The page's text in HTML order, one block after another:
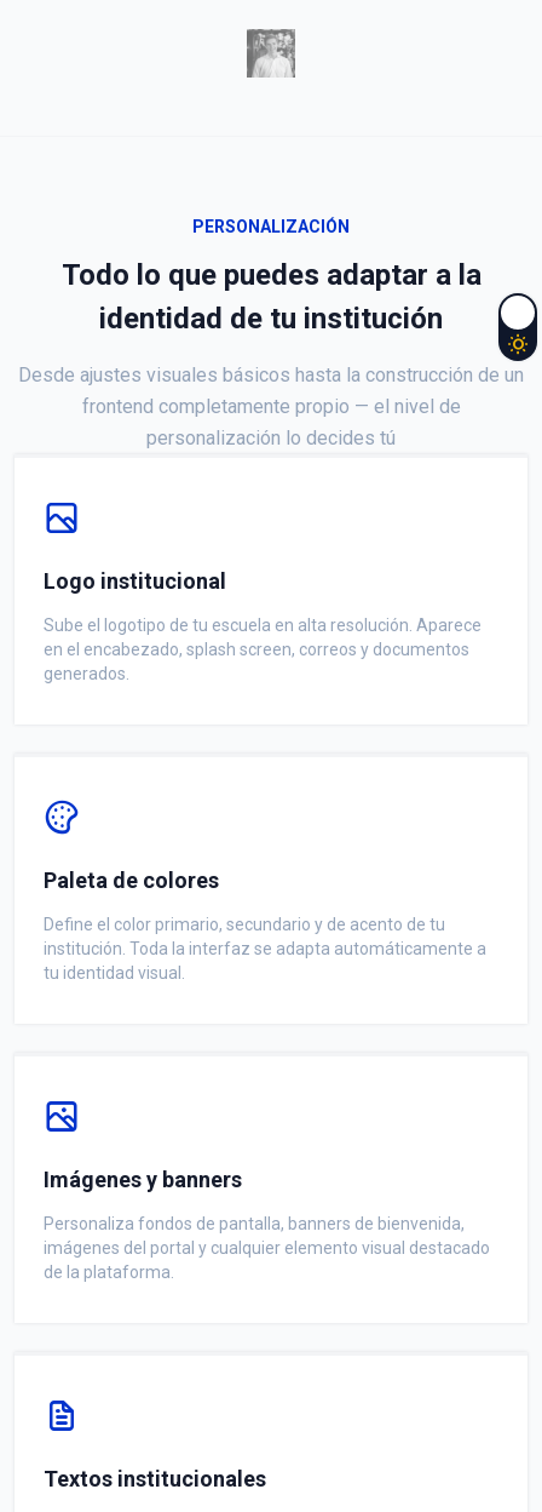
PERSONALIZACIÓN
Todo lo que puedes adaptar a la
identidad de tu institución
Desde ajustes visuales básicos hasta la construcción de un
frontend completamente propio — el nivel de
personalización lo decides tú
Logo institucional
Sube el logotipo de tu escuela en alta resolución. Aparece
en el encabezado, splash screen, correos y documentos
generados.
Paleta de colores
Define el color primario, secundario y de acento de tu
institución. Toda la interfaz se adapta automáticamente a
tu identidad visual.
Imágenes y banners
Personaliza fondos de pantalla, banners de bienvenida,
imágenes del portal y cualquier elemento visual destacado
de la plataforma.
Textos institucionales